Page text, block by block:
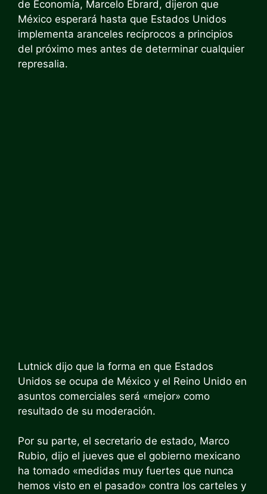
de Economía, Marcelo Ebrard, dijeron que
México esperará hasta que Estados Unidos
implementa aranceles recíprocos a principios
del próximo mes antes de determinar cualquier
represalia.
Lutnick dijo que la forma en que Estados
Unidos se ocupa de México y el Reino Unido en
asuntos comerciales será «mejor» como
resultado de su moderación.
Por su parte, el secretario de estado, Marco
Rubio, dijo el jueves que el gobierno mexicano
ha tomado «medidas muy fuertes que nunca
hemos visto en el pasado» contra los carteles y